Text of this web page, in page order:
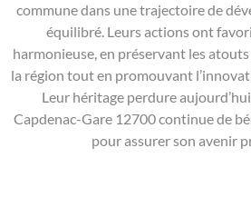
commune dans une trajectoire de
équilibré. Leurs actions ont
harmonieuse, en préservant les
la région tout en promouvant
Leur héritage perdure
Capdenac-Gare 12700 continue de
pour assurer son avenir